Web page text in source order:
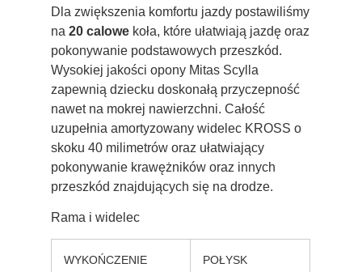
Dla zwiększenia komfortu jazdy postawiliśmy
na20 calowe koła, które ułatwiają jazdę oraz
pokonywanie podstawowych przeszkód.
Wysokiej jakości opony Mitas Scylla
zapewnią dziecku doskonałą przyczepność
nawet na mokrej nawierzchni. Całość
uzupełnia amortyzowany widelec KROSS o
skoku 40 milimetrów oraz ułatwiający
pokonywanie krawężników oraz innych
przeszkód znajdujących się na drodze.
Rama i widelec
WYKOŃCZENIE
POŁYSK